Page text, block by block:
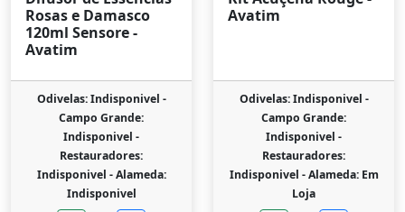
Rosas e Damasco
120ml Sensore -
Avatim
Odivelas: Indisponivel -
Campo Grande:
Indisponivel -
Restauradores:
Indisponivel -Alameda:
Indisponivel
Avatim
Odivelas: Indisponivel -
Campo Grande:
Indisponivel -
Restauradores:
Indisponivel -Alameda: Em
Loja